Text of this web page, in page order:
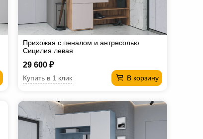
Прихожая с пеналом и антресолью
Сицилия левая
29 600 ₽
В корзину
Купить в 1 клик